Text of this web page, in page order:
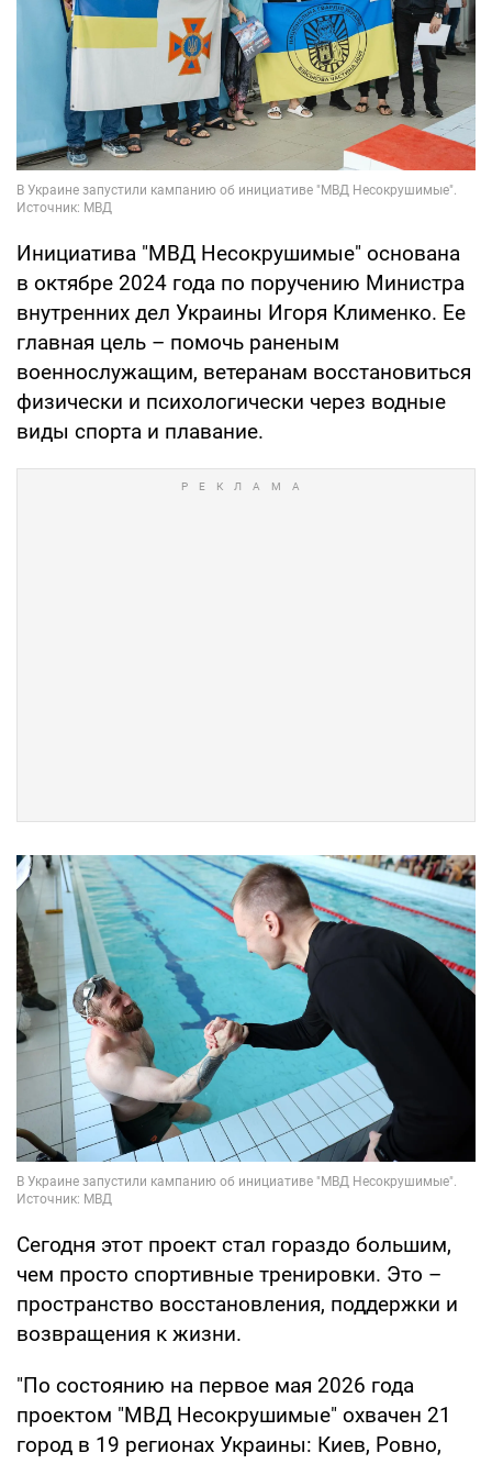
Инициатива "МВД Несокрушимые" основана
в октябре 2024 года по поручению Министра
внутренних дел Украины Игоря Клименко. Ее
главная цель – помочь раненым
военнослужащим, ветеранам восстановиться
физически и психологически через водные
виды спорта и плавание.
Сегодня этот проект стал гораздо большим,
чем просто спортивные тренировки. Это –
пространство восстановления, поддержки и
возвращения к жизни.
"По состоянию на первое мая 2026 года
проектом "МВД Несокрушимые" охвачен 21
город в 19 регионах Украины: Киев, Ровно,